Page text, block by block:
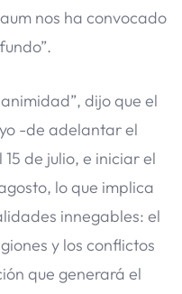
nos ha convocado
dijo que el
-de adelantar el
de julio, e iniciar el
lo que implica
innegables: el
y los conflictos
que generará el